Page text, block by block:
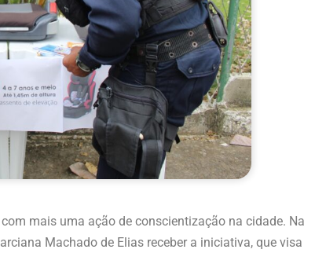
mais uma ação de conscientização na cidade. Na
Machado de Elias receber a iniciativa, que visa